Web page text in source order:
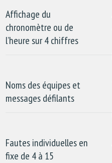
Affichage du
chronomètre ou de
l’heure sur 4 chiffres
Noms des équipes et
messages défilants
Fautes individuelles en
fixe de 4 à 15